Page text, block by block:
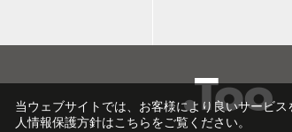
当ウェブサイトでは、お客様により良いサービ
人情報保護方針はこちらをご覧ください。